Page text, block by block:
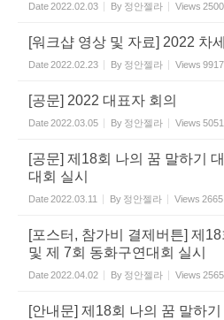
Date2022.02.03 By 정안젤라 Views 2500
[워크샵 영상 및 자료] 2022 차
Date2022.02.23 By 정안젤라 Views 9917
[공문] 2022 대표자 회의
Date2022.03.05 By 정안젤라 Views 5051
[공문] 제18회 나의 꿈 말하기
대회 실시
Date2022.03.11 By 정안젤라 Views 2665
[포스터, 참가비 결제버튼] 제
및 제 7회 동화구연대회 실시
Date2022.04.02 By 정안젤라 Views 2565
[안내문] 제18회 나의 꿈 말하